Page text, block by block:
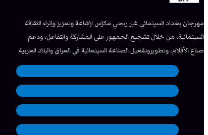
مهرجان بغداد السينمائي غير ربحي مكرّس لإشاعة وتعزيز وإثراء الثقافة
السينمائية، من خلال تشجيع الجمهور على المشاركة والتفاعل، ودعم
صناع الأفلام، وتطويروتفعيل الصناعة السينمائية في العراق والبلاد العربية